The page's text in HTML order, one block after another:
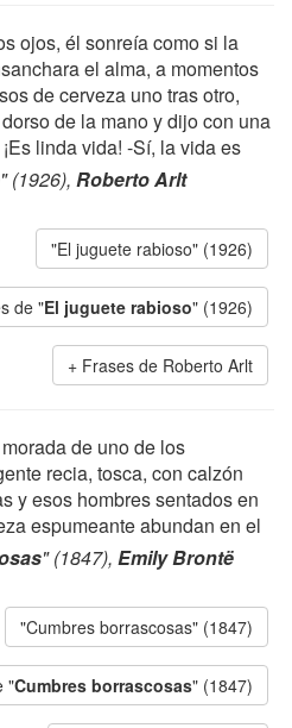
ojos, él sonreía como si la
el alma, a momentos
de cerveza uno tras otro,
de la mano y dijo con una
linda vida! -Sí, la vida es
" (1926), Roberto Arlt
"El juguete rabioso" (1926)
de "El juguete rabioso" (1926)
Frases de Roberto Arlt
de uno de los
recia, tosca, con calzón
y esos hombres sentados en
espumeante abundan en el
" (1847), Emily Brontë
"Cumbres borrascosas" (1847)
"Cumbres borrascosas" (1847)